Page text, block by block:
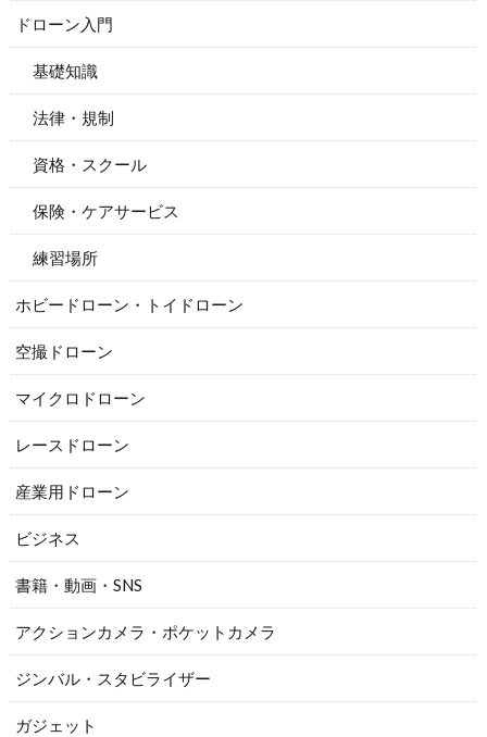
ドローン入門
基礎知識
法律・規制
資格・スクール
保険・ケアサービス
練習場所
ホビードローン・トイドローン
空撮ドローン
マイクロドローン
レースドローン
産業用ドローン
ビジネス
書籍・動画・SNS
アクションカメラ・ポケットカメラ
ジンバル・スタビライザー
ガジェット